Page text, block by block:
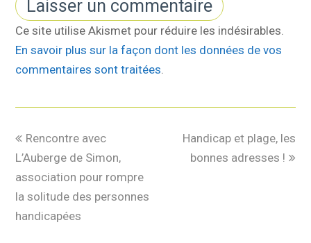
Ce site utilise Akismet pour réduire les indésirables.
En savoir plus sur la façon dont les données de vos
commentaires sont traitées.
Rencontre avec
L’Auberge de Simon,
association pour rompre
la solitude des personnes
handicapées
Handicap et plage, les
bonnes adresses !